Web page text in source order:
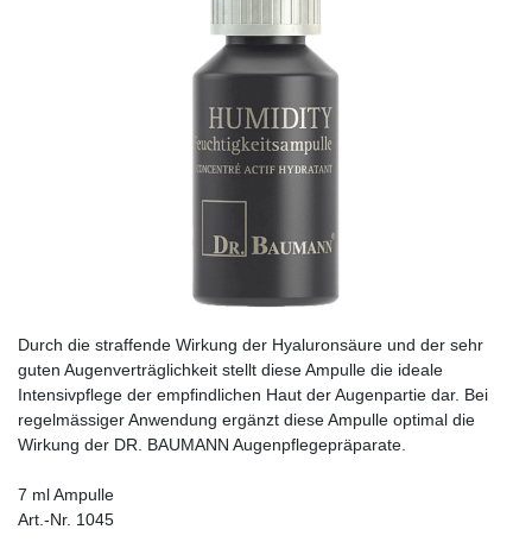
Durch die straffende Wirkung der Hyaluronsäure und der sehr
guten Augenverträglichkeit stellt diese Ampulle die ideale
Intensivpflege der empfindlichen Haut der Augenpartie dar. Bei
regelmässiger Anwendung ergänzt diese Ampulle optimal die
Wirkung der DR. BAUMANN Augenpflegepräparate.
7 ml Ampulle
Art.-Nr. 1045